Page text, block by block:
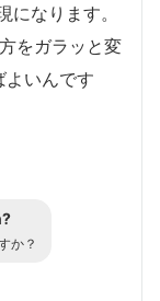
なります。
をガラッと変
よいんです
か？